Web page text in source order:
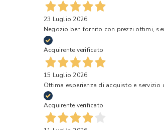
23 Luglio 2026
Negozio ben fornito con prezzi ottimi,
Acquirente verificato
15 Luglio 2026
Ottima esperienza di acquisto e
Acquirente verificato